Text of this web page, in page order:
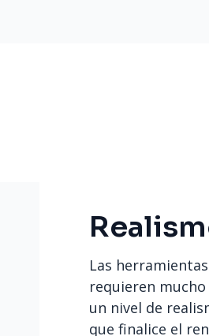
Las
requieren
un nivel de
que finalice el